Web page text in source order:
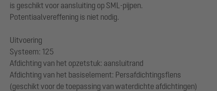
is geschikt voor aansluiting op SML-pijpen.
Potentiaalvereffening is niet nodig.
Uitvoering
Systeem: 125
Afdichting van het opzetstuk: aansluitrand
Afdichting van het basiselement: Persafdichtingsflens
(geschikt voor de toepassing van waterdichte afdichtingen)